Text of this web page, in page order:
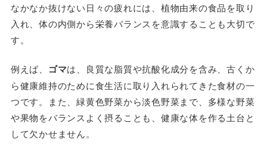
なかなか抜けない日々の疲れには、植物由来の食品を取り
入れ、体の内側から栄養バランスを意識することも大切で
す。
例えば、 ゴマは、良質な脂質や抗酸化成分を含み、古くか
ら健康維持のために食生活に取り入れられてきた食材の一
つです。また、緑黄色野菜から淡色野菜まで、多様な野菜
や果物をバランスよく摂ることも、健康な体を作る土台と
して欠かせません。